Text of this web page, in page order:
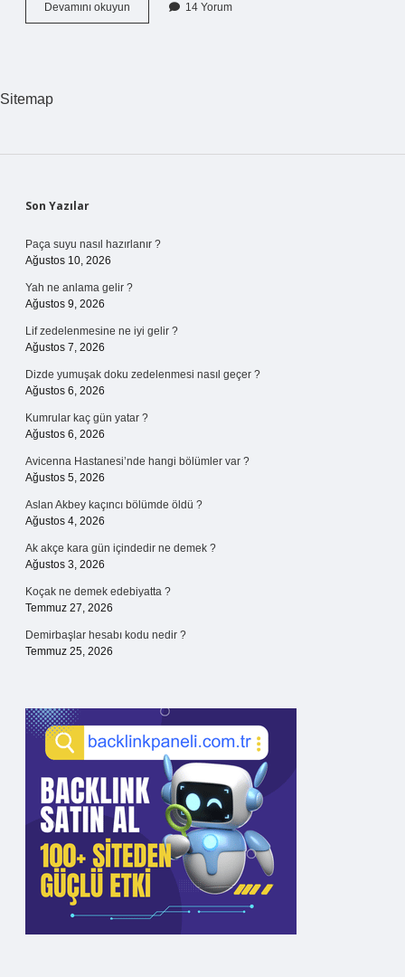
Devamını okuyun
gereksinimli
14 Yorum
Sitemap
Sidebar
Son Yazılar
Paça suyu nasıl hazırlanır ?
Ağustos 10, 2026
Yah ne anlama gelir ?
Ağustos 9, 2026
Lif zedelenmesine ne iyi gelir ?
Ağustos 7, 2026
Dizde yumuşak doku zedelenmesi nasıl geçer ?
Ağustos 6, 2026
Kumrular kaç gün yatar ?
Ağustos 6, 2026
Avicenna Hastanesi’nde hangi bölümler var ?
Ağustos 5, 2026
Aslan Akbey kaçıncı bölümde öldü ?
Ağustos 4, 2026
Ak akçe kara gün içindedir ne demek ?
Ağustos 3, 2026
Koçak ne demek edebiyatta ?
Temmuz 27, 2026
Demirbaşlar hesabı kodu nedir ?
Temmuz 25, 2026